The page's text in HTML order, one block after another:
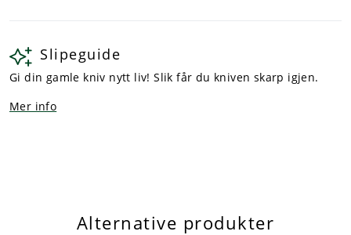
Slipeguide
Gi din gamle kniv nytt liv! Slik får du kniven skarp igjen.
Mer info
Alternative produkter